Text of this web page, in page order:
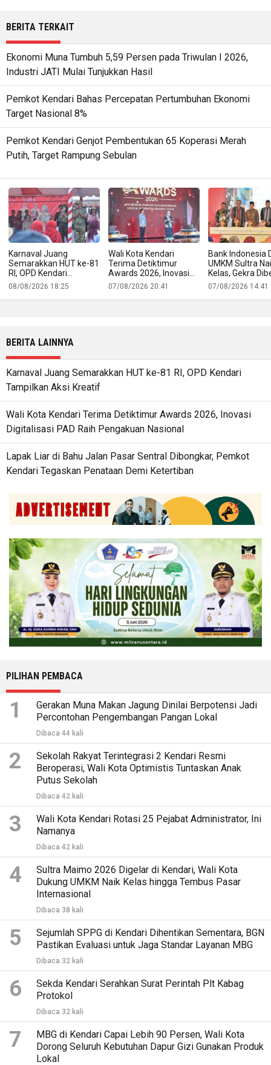
BERITA TERKAIT
Ekonomi Muna Tumbuh 5,59 Persen pada Triwulan I 2026,
Industri JATI Mulai Tunjukkan Hasil
Pemkot Kendari Bahas Percepatan Pertumbuhan Ekonomi
Target Nasional 8%
Pemkot Kendari Genjot Pembentukan 65 Koperasi Merah
Putih, Target Rampung Sebulan
Karnaval Juang
Semarakkan HUT ke-81
RI, OPD Kendari
Tampilkan Aksi Kreatif
08/08/2026 18:25
Wali Kota Kendari
Terima Detiktimur
Awards 2026, Inovasi
Digitalisasi PAD Raih
Pengakuan Nasional
07/08/2026 20:41
Bank Indonesia
UMKM Sultra
Kelas, Gekra
untuk Buka
Produk Lokal
07/08/2026 14:41
BERITA LAINNYA
Karnaval Juang Semarakkan HUT ke-81 RI, OPD Kendari
Tampilkan Aksi Kreatif
Wali Kota Kendari Terima Detiktimur Awards 2026, Inovasi
Digitalisasi PAD Raih Pengakuan Nasional
Lapak Liar di Bahu Jalan Pasar Sentral Dibongkar, Pemkot
Kendari Tegaskan Penataan Demi Ketertiban
PILIHAN PEMBACA
1
Gerakan Muna Makan Jagung Dinilai Berpotensi Jadi
Percontohan Pengembangan Pangan Lokal
Dibaca 44 kali
2
Sekolah Rakyat Terintegrasi 2 Kendari Resmi
Beroperasi, Wali Kota Optimistis Tuntaskan Anak
Putus Sekolah
Dibaca 42 kali
3
Wali Kota Kendari Rotasi 25 Pejabat Administrator, Ini
Namanya
Dibaca 42 kali
4
Sultra Maimo 2026 Digelar di Kendari, Wali Kota
Dukung UMKM Naik Kelas hingga Tembus Pasar
Internasional
Dibaca 38 kali
5
Sejumlah SPPG di Kendari Dihentikan Sementara, BGN
Pastikan Evaluasi untuk Jaga Standar Layanan MBG
Dibaca 32 kali
6
Sekda Kendari Serahkan Surat Perintah Plt Kabag
Protokol
Dibaca 32 kali
7
MBG di Kendari Capai Lebih 90 Persen, Wali Kota
Dorong Seluruh Kebutuhan Dapur Gizi Gunakan Produk
Lokal